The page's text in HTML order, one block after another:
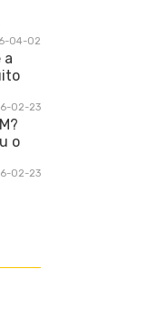
04-02
a
02-23
o
02-23